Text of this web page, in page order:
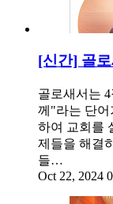
[신간] 골로
골로새서는
께"라는 단어
하여 교회를
제들을 해결
들…
Oct 22, 2024